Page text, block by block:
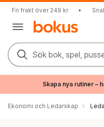
Fri frakt över 249 kr •
Sök bok, spel,
Skapa nya rutiner –
Ekonomi och Ledarskap